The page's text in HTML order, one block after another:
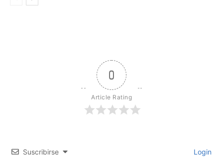
0
Article Rating
Suscribirse Login